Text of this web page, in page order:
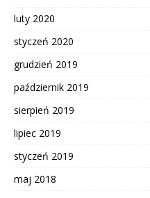
luty 2020
styczeń 2020
grudzień 2019
październik 2019
sierpień 2019
lipiec 2019
styczeń 2019
maj 2018